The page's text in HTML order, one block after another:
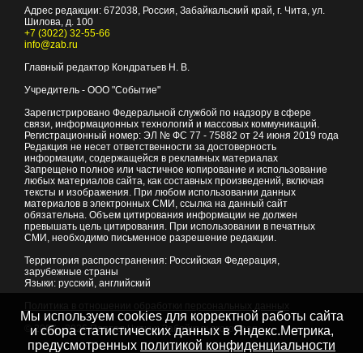
Адрес редакции: 672038, Россия, Забайкальский край, г. Чита, ул.
Шилова, д. 100
+7 (3022) 32-55-66
info@zab.ru
Главный редактор Кондратьев Н. В.
Учредитель - ООО "Событие"
Зарегистрировано Федеральной службой по надзору в сфере
связи, информационных технологий и массовых коммуникаций.
Регистрационный номер: ЭЛ № ФС 77 - 75882 от 24 июня 2019 года
Редакция не несет ответственности за достоверность
информации, содержащейся в рекламных материалах
Запрещено полное или частичное копирование и использование
любых материалов сайта, как составных произведений, включая
тексты и изображения. При любом использовании данных
материалов в электронных СМИ, ссылка на данный сайт
обязательна. Объем цитирования информации не должен
превышать цель цитирования. При использовании в печатных
СМИ, необходимо письменное разрешение редакции.
Территория распространения: Российская Федерация,
зарубежные страны
Языки: русский, английский
© 2007 - 2026Портал Читы и Забайкальского края
Мы используем cookies для корректной работы сайта
и сбора статистических данных в Яндекс.Метрика,
предусмотренных политикой конфиденциальности